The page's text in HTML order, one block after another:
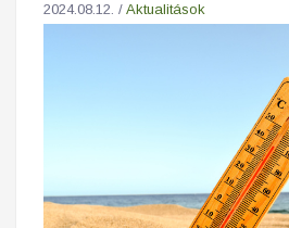
(vasárnap) 00.00 órától 2024.
2024.08.12. / Aktualitások